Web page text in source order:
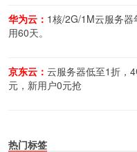
华为云： 1核/2G/1M云服务
用60天。
京东云： 云服务器低至1折，
元，新用户0元抢
热门标签